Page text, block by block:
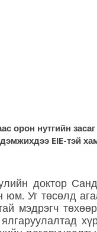
орон нутгийн
EIE-тэй
доктор
юм. Уг төсөлд
мэдрэгч